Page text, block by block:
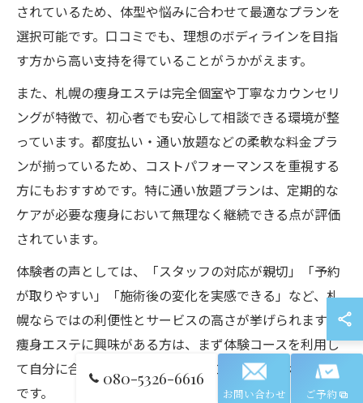
されているため、体型や悩みに合わせて最適なプランを
選択可能です。口コミでも、理想のボディラインを目指
す方から高い支持を得ていることがうかがえます。
また、札幌の痩身エステは完全個室や丁寧なカウンセリ
ングが特徴で、初心者でも安心して相談できる環境が整
っています。都度払い・通い放題などの柔軟な料金プラ
ンが揃っているため、コストパフォーマンスを重視する
方にもおすすめです。特に通い放題プランは、定期的な
ケアが必要な痩身において無理なく継続できる点が評価
されています。
体験者の声としては、「スタッフの対応が親切」「予約
が取りやすい」「施術後の変化を実感できる」など、札
幌ならではの利便性とサービスの高さが挙げられます。
痩身エステに興味がある方は、まず体験コースを利用し
て自分に合ったサロンを見つけることが成功のポイント
です。
080-5326-6616
お問い合わせ ご予約